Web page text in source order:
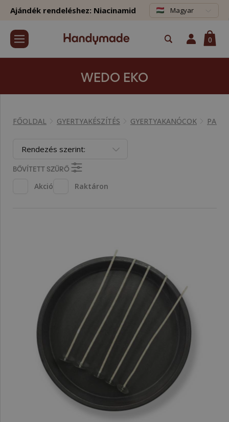
Ajándék rendeléshez: Niacinamid Magyar
0
WEDO EKO
FŐOLDAL GYERTYAKÉSZÍTÉS GYERTYAKANÓCOK
Rendezés szerint:
BŐVÍTETT SZŰRŐ
Akció
Raktáron